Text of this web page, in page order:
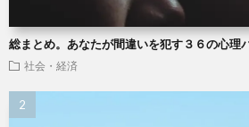
総まとめ。あなたが間違いを犯す３６の心理
社会・経済